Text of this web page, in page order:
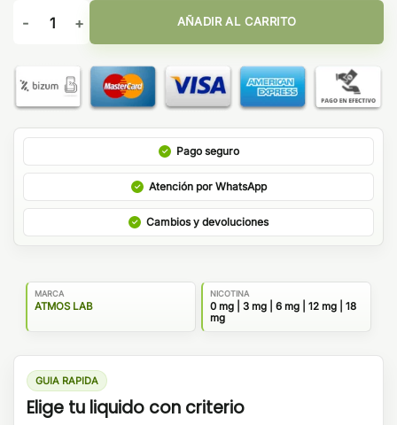
NUTACCO 10ML - ATMOS LAB cantidad
AÑADIR AL CARRITO
Pago seguro
Atención por WhatsApp
Cambios y devoluciones
MARCA
ATMOS LAB
NICOTINA
0 mg | 3 mg | 6 mg | 12 mg | 18
mg
GUIA RAPIDA
Elige tu liquido con criterio